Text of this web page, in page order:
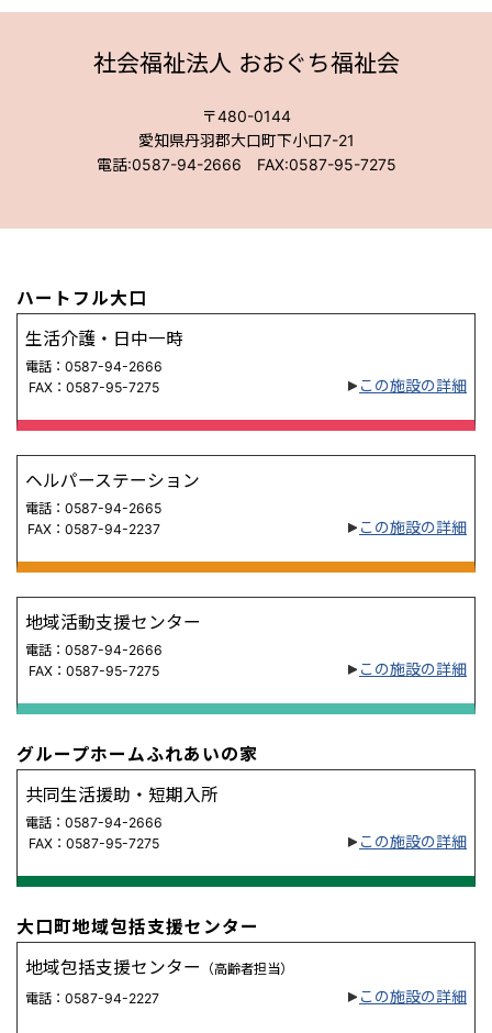
社会福祉法人 おおぐち福祉会
〒480-0144
愛知県丹羽郡大口町下小口7-21
電話:0587-94-2666 FAX:0587-95-7275
ハートフル大口
生活介護・日中一時
電話：0587-94-2666
FAX：0587-95-7275
この施設の詳細
ヘルパーステーション
電話：0587-94-2665
FAX：0587-94-2237
この施設の詳細
地域活動支援センター
電話：0587-94-2666
FAX：0587-95-7275
この施設の詳細
グループホームふれあいの家
共同生活援助・短期入所
電話：0587-94-2666
FAX：0587-95-7275
この施設の詳細
大口町地域包括支援センター
地域包括支援センター
（高齢者担当）
電話：0587-94-2227
この施設の詳細